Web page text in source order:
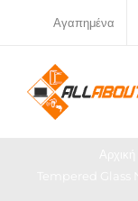
περιεχόμενο
Αγαπημένα